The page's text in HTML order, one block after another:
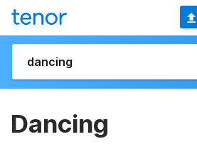
Dancing